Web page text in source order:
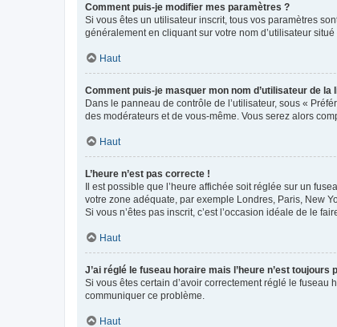
Comment puis-je modifier mes paramètres ?
Si vous êtes un utilisateur inscrit, tous vos paramètres
généralement en cliquant sur votre nom d’utilisateur
Haut
Comment puis-je masquer mon nom d’utilisateur de
Dans le panneau de contrôle de l’utilisateur, sous «
des modérateurs et de vous-même. Vous serez alors
Haut
L’heure n’est pas correcte !
Il est possible que l’heure affichée soit réglée sur un
votre zone adéquate, par exemple Londres, Paris, New
Si vous n’êtes pas inscrit, c’est l’occasion idéale de le
Haut
J’ai réglé le fuseau horaire mais l’heure n’est toujours
Si vous êtes certain d’avoir correctement réglé le fuseau
communiquer ce problème.
Haut